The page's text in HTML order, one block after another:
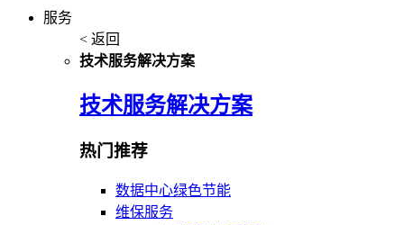
服务
< 返回
技术服务解决方案
技术服务解决方案
热门推荐
数据中心绿色节能
维保服务